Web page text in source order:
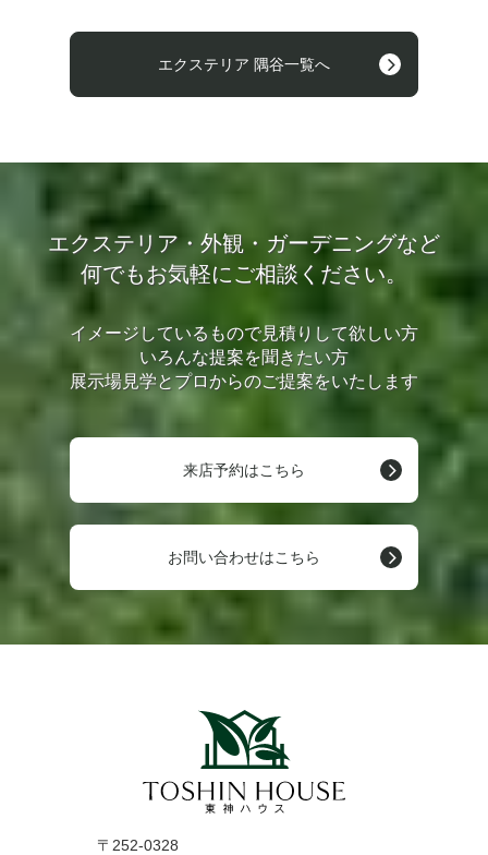
エクステリア 隅谷一覧へ
エクステリア・外観・ガーデニングなど
何でもお気軽にご相談ください。
イメージしているもので見積りして欲しい方
いろんな提案を聞きたい方
展示場見学とプロからのご提案をいたします
来店予約はこちら
お問い合わせはこちら
〒252-0328